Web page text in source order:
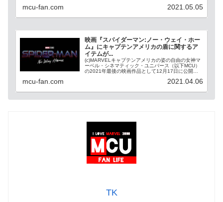
細なストーリーは明らかにされていな...
mcu-fan.com 2021.05.05
映画『スパイダーマン:ノー・ウェイ・ホー
ム』にキャプテンアメリカの盾に関するア
イテムが...
(c)MARVELキャプテンアメリカの姿の自由の女神マ
ーベル・シネマティック・ユニバース（以下MCU）
の2021年最後の映画作品として12月17日に公開が
段『スパイダーマン:ノー・ウェイ・ホー...
mcu-fan.com 2021.04.06
TK